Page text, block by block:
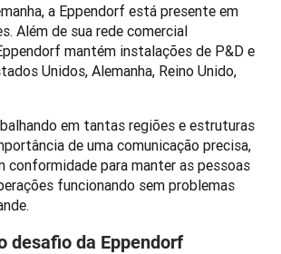
a Eppendorf está presente em
Além de sua rede comercial
mantém instalações de P&D e
Unidos, Alemanha, Reino Unido,
em tantas regiões e estruturas
de uma comunicação precisa,
conformidade para manter as pessoas
funcionando sem problemas
desafio da Eppendorf